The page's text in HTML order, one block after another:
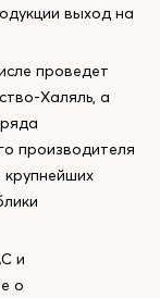
выход на
проведет
Халяль, а
производителя
и
о